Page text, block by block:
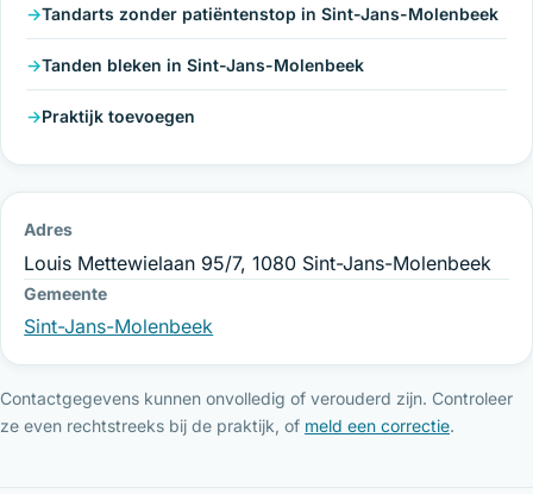
Tandarts zonder patiëntenstop in Sint-Jans-Molenbeek
Tanden bleken in Sint-Jans-Molenbeek
Praktijk toevoegen
Adres
Louis Mettewielaan 95/7, 1080 Sint-Jans-Molenbeek
Gemeente
Sint-Jans-Molenbeek
Contactgegevens kunnen onvolledig of verouderd zijn. Controleer
ze even rechtstreeks bij de praktijk, of meld een correctie.